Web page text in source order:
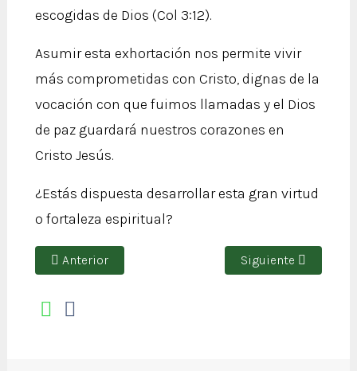
escogidas de Dios (Col 3:12).
Asumir esta exhortación nos permite vivir
más comprometidas con Cristo, dignas de la
vocación con que fuimos llamadas y el Dios
de paz guardará nuestros corazones en
Cristo Jesús.
¿Estás dispuesta desarrollar esta gran virtud
o fortaleza espiritual?
Artículo anterior: En la humildad que viene de arriba
Anterior Artículo siguiente:
Siguiente